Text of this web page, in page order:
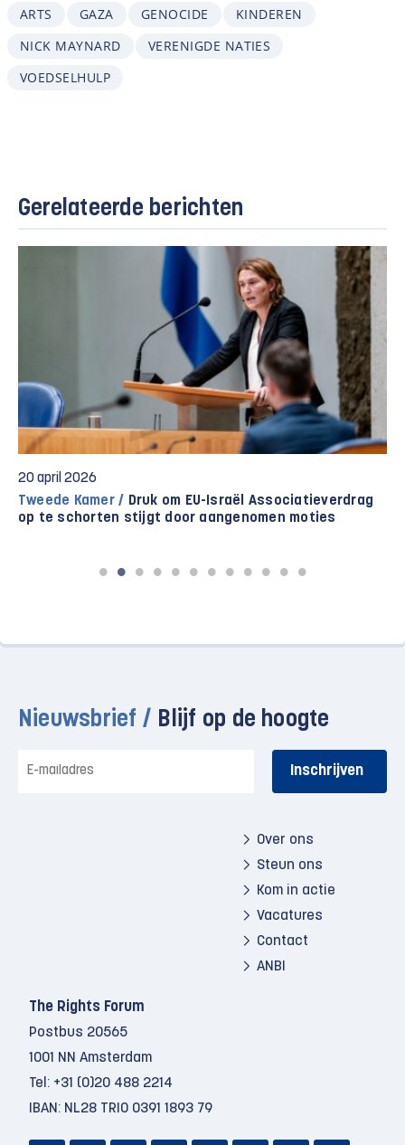
ARTS GAZA GENOCIDE
KINDEREN
NICK MAYNARD
VERENIGDE NATIES
VOEDSELHULP
Gerelateerde berichten
20 april 2026
Tweede Kamer / Druk om EU-Israël Associatieverdrag
op te schorten stijgt door aangenomen moties
Nieuwsbrief / Blijf op de hoogte
mailadres
Over ons
Steun ons
Kom in actie
Vacatures
Contact
ANBI
The Rights Forum
Postbus 20565
1001 NN Amsterdam
Tel: +31 (0)20 488 2214
IBAN: NL28 TRIO 0391 1893 79